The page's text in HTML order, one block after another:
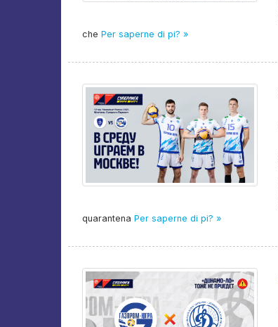
che Per saperne di pi? »
quarantena Per saperne di pi? »